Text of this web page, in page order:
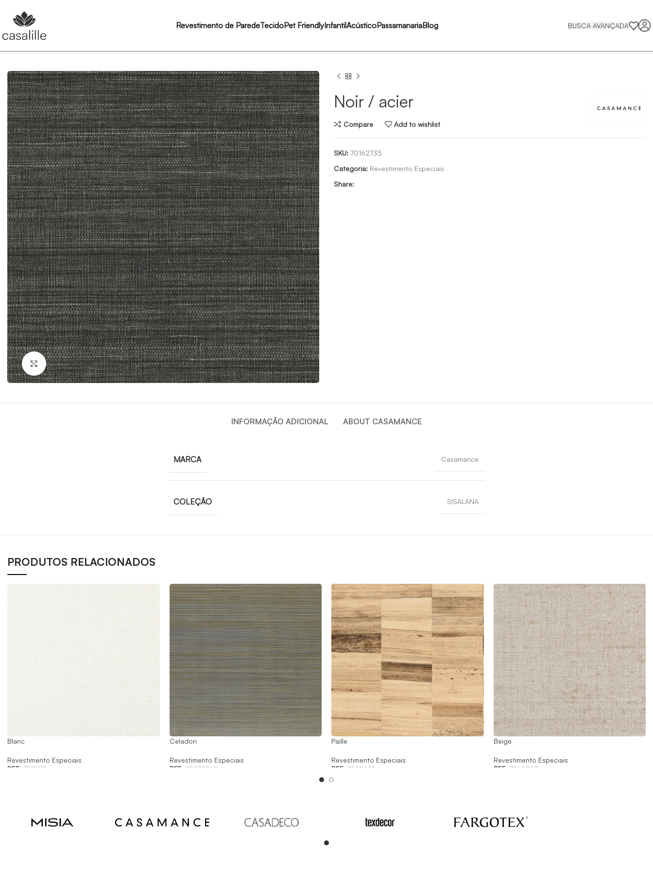
Revestimento de ParedeTecidoPet FriendlyInfantilAcústicoPassamanariaBlog BUSCA AVANÇADA
Click to enlarge
Noir / acier
Compare Add to wishlist
SKU: 70162735
Categoria: Revestimento Especiais
Share:
INFORMAÇÃO ADICIONAL ABOUT CASAMANCE
MARCA Casamance
COLEÇÃO SISALANA
PRODUTOS RELACIONADOS
Blanc
Revestimento Especiais
REF: 71170117
Celadon
Revestimento Especiais
REF: 70832362
Paille
Revestimento Especiais
REF: 70811442
Beige
Revestimento Especiais
REF: 71160303